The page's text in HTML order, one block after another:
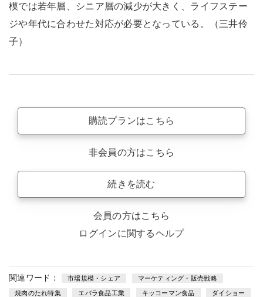
模では若年層、シニア層の減少が大きく、ライフステー
ジや年代に合わせた対応が必要となっている。（三井伶
子）
購読プランはこちら
非会員の方はこちら
続きを読む
会員の方はこちら
ログインに関するヘルプ
関連ワード： 市場規模・シェア マーケティング・販売戦略
焼肉のたれ特集 エバラ食品工業 キッコーマン食品 ダイショー